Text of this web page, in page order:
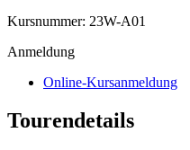
Kursnummer: 23W-A01
Anmeldung
Online-Kursanmeldung
Tourendetails